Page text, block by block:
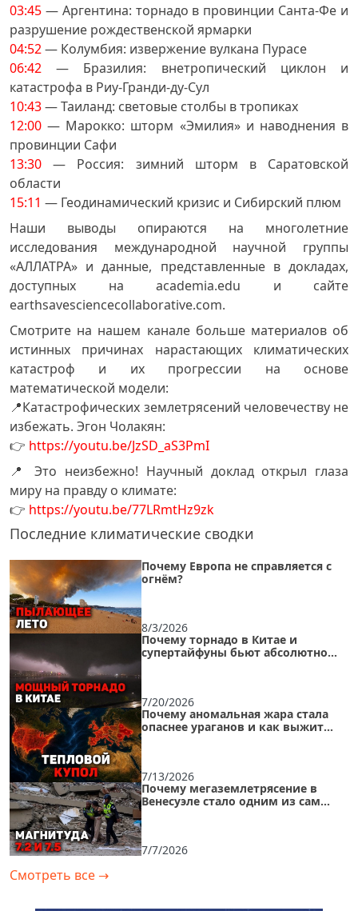
03:45 — Аргентина: торнадо в провинции Санта-Фе и
разрушение рождественской ярмарки
04:52— Колумбия: извержение вулкана Пурасе
06:42 — Бразилия: внетропический циклон и
катастрофа в Риу-Гранди-ду-Сул
10:43— Таиланд: световые столбы в тропиках
12:00 — Марокко: шторм «Эмилия» и наводнения в
провинции Сафи
13:30 — Россия: зимний шторм в Саратовской
области
15:11 — Геодинамический кризис и Сибирский плюм
Наши выводы опираются на многолетние
исследования международной научной группы
«АЛЛАТРА» и данные, представленные в докладах,
доступных на academia.edu и сайте
earthsavesciencecollaborative.com.
Смотрите на нашем канале больше материалов об
истинных причинах нарастающих климатических
катастроф и их прогрессии на основе
математической модели:
📍Катастрофических землетрясений человечеству не
избежать. Эгон Чолакян:
👉 https://youtu.be/JzSD_aS3PmI
📍 Это неизбежно! Научный доклад открыл глаза
миру на правду о климате:
👉 https://youtu.be/77LRmtHz9zk
Последние климатические сводки
Почему Европа не справляется с
огнём?
8/3/2026
Почему торнадо в Китае и
супертайфуны бьют абсолютно
7/20/2026
Почему аномальная жара стала
опаснее ураганов и как выжить
7/13/2026
Почему мегаземлетрясение в
Венесуэле стало одним из самых
7/7/2026
Смотреть все →